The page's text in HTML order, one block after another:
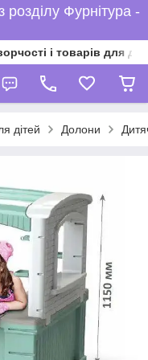
Фурнітура -
і товарів для
дітей Долони